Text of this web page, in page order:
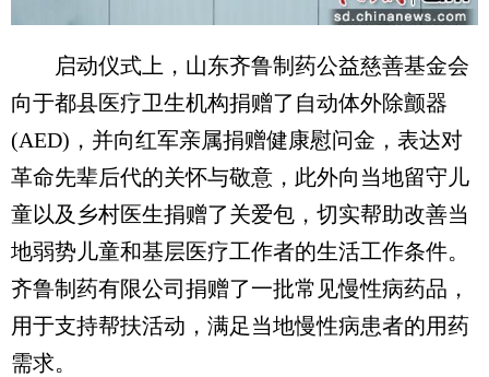
启动仪式上，山东齐鲁制药公益慈善基金会
向于都县医疗卫生机构捐赠了自动体外除颤器
(AED)，并向红军亲属捐赠健康慰问金，表达对
革命先辈后代的关怀与敬意，此外向当地留守儿
童以及乡村医生捐赠了关爱包，切实帮助改善当
地弱势儿童和基层医疗工作者的生活工作条件。
齐鲁制药有限公司捐赠了一批常见慢性病药品，
用于支持帮扶活动，满足当地慢性病患者的用药
需求。